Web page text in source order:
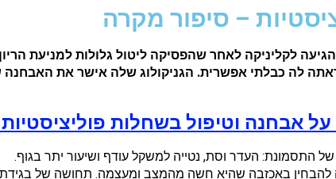
– סיפור מקרה
אפשרית. הגניקולוג שלה אישר את האבחנה שקיבלה עוד בגיל 16, שהיא
אבחנה וטיפול בשחלות
התסמונת: העדר וסת, נטייה למשקל עודף ושיעור יתר בגוף.
להבחין באכזבה שהיא חשה מהמצב ומעצמה. תחושה של בגידת